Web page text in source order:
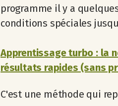
programme il y a
conditions spéciales
Apprentissage turbo : la
résultats rapides (sans
C'est une méthode qui